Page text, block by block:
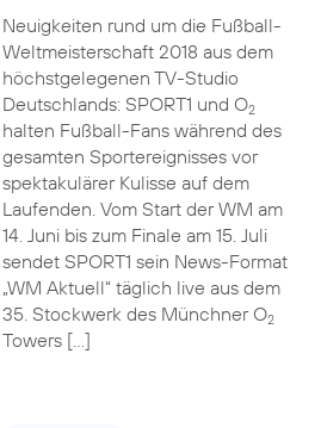
Neuigkeiten rund um die Fußball-
Weltmeisterschaft 2018 aus dem
höchstgelegenen TV-Studio
Deutschlands: SPORT1 und O2
halten Fußball-Fans während des
gesamten Sportereignisses vor
spektakulärer Kulisse auf dem
Laufenden. Vom Start der WM am
14. Juni bis zum Finale am 15. Juli
sendet SPORT1 sein News-Format
„WM Aktuell“ täglich live aus dem
35. Stockwerk des Münchner O2
Towers […]